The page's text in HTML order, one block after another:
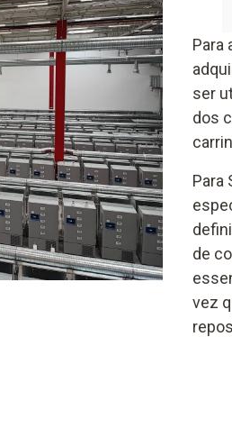
Para
ser
dos
Para
de
vez